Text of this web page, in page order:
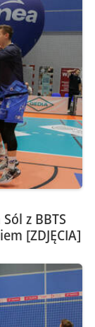
z BBTS
[ZDJĘCIA]